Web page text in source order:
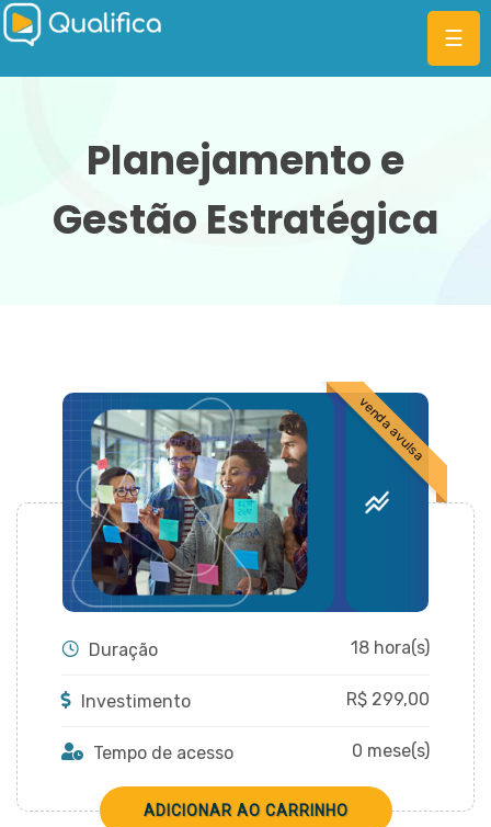
CATEGORIAS
ENTRAR
CADASTRAR
☰
Planejamento e
Gestão Estratégica
venda avulsa
Duração 18 hora(s)
Investimento R$ 299,00
Tempo de acesso 0 mese(s)